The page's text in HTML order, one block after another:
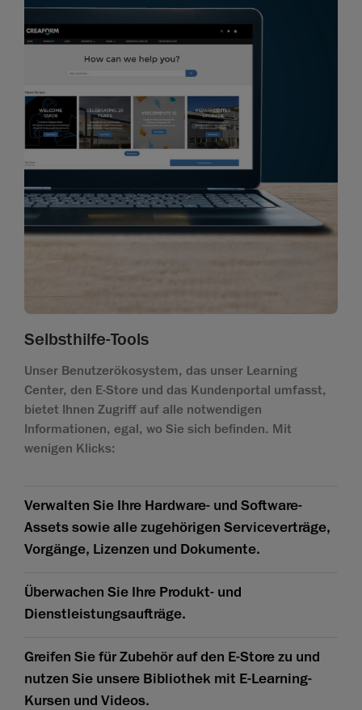
Selbsthilfe-Tools
Unser Benutzerökosystem, das unser Learning
Center, den E-Store und das Kundenportal umfasst,
bietet Ihnen Zugriff auf alle notwendigen
Informationen, egal, wo Sie sich befinden. Mit
wenigen Klicks:
Verwalten Sie Ihre Hardware- und Software-
Assets sowie alle zugehörigen Serviceverträge,
Vorgänge, Lizenzen und Dokumente.
Überwachen Sie Ihre Produkt- und
Dienstleistungsaufträge.
Greifen Sie für Zubehör auf den E-Store zu und
nutzen Sie unsere Bibliothek mit E-Learning-
Kursen und Videos.